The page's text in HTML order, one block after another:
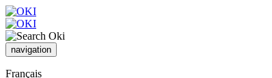
navigation
Français